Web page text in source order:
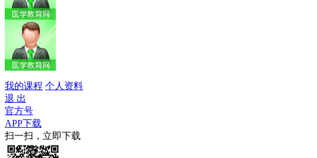
我的课程 个人资料
退 出
官方号
APP下载
扫一扫，立即下载